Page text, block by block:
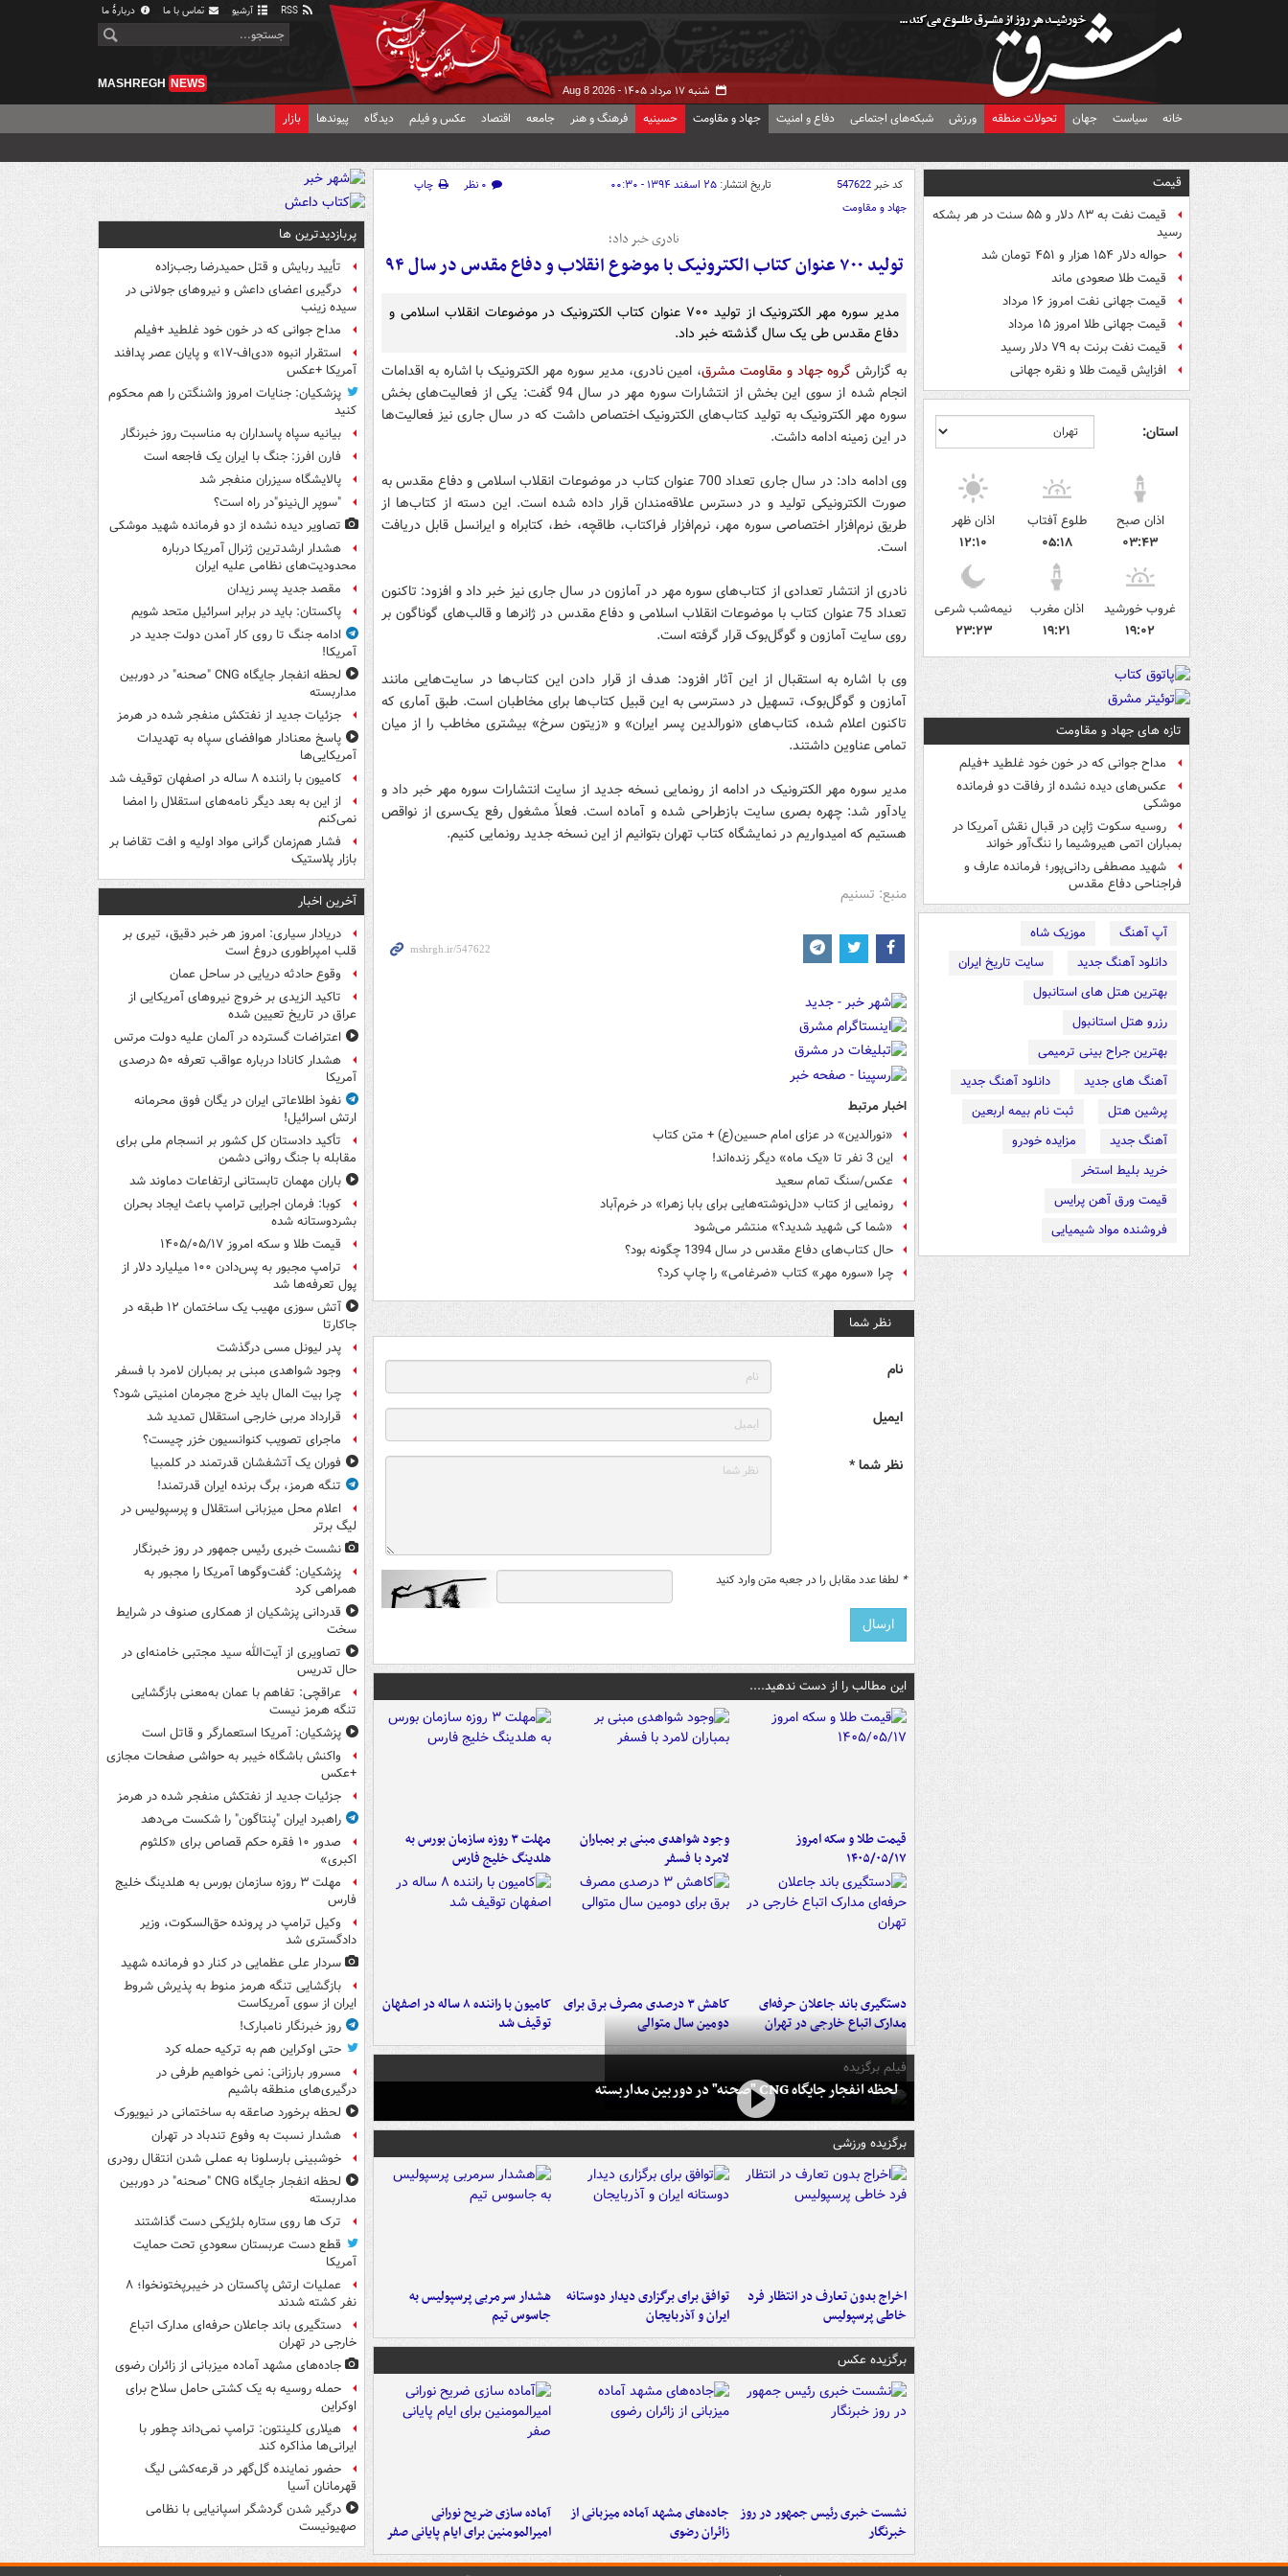
آرشیو تماس با ما دربارهٔ ما
شنبه ۱۷ مرداد ۱۴۰۵ - Aug 8 2026
MASHREGH NEWS
خانه سیاست جهان تحولات منطقه ورزش شبکه‌های اجتماعی دفاع و امنیت جهاد و مقاومت حسینیه فرهنگ و هنر جامعه اقتصاد عکس و فیلم دیدگاه پیوندها بازار
قیمت
قیمت نفت به ۸۳ دلار و ۵۵ سنت در هر بشکه
رسید
حواله دلار ۱۵۴ هزار و ۴۵۱ تومان شد
قیمت طلا صعودی ماند
قیمت جهانی نفت امروز ۱۶ مرداد
قیمت جهانی طلا امروز ۱۵ مرداد
قیمت نفت برنت به ۷۹ دلار رسید
افزایش قیمت طلا و نقره جهانی
استان:
اذان صبح
۰۳:۴۳
طلوع آفتاب
۰۵:۱۸
اذان ظهر
۱۲:۱۰
غروب خورشید
۱۹:۰۲
اذان مغرب
۱۹:۲۱
نیمه‌شب شرعی
۲۳:۲۳
تازه های جهاد و مقاومت
مداح جوانی که در خون خود غلطید +فیلم
عکس‌های دیده نشده از رفاقت دو فرمانده‌
موشکی
روسیه سکوت ژاپن در قبال نقش آمریکا در
بمباران اتمی هیروشیما را ننگ‌آور خواند
شهید مصطفی ردانی‌پور؛ فرمانده عارف و
فراجناحی دفاع مقدس
آپ آهنگ
موزیک شاه
دانلود آهنگ جدید
سایت تاریخ ایران
بهترین هتل های استانبول
رزرو هتل استانبول
بهترین جراح بینی ترمیمی
آهنگ های جدید
دانلود آهنگ جدید
پرشین هتل
ثبت نام بیمه اربعین
آهنگ جدید
مزایده خودرو
خرید بلیط استخر
قیمت ورق آهن پرایس
فروشنده مواد شیمیایی
کد خبر547622 تاریخ انتشار: ۲۵ اسفند ۱۳۹۴ - ۰۰:۳۰ ۰ نظر
چاپ
جهاد و مقاومت
نادری خبر داد؛
تولید ۷۰۰ عنوان کتاب الکترونیک با موضوع انقلاب و دفاع مقدس در سال ۹۴
مدیر سوره مهر الکترونیک از تولید ۷۰۰ عنوان کتاب الکترونیک در موضوعات انقلاب اسلامی و
دفاع مقدس طی یک سال گذشته خبر داد.
به گزارشگروه جهاد و مقاومت مشرق، امین نادری، مدیر سوره مهر الکترونیک با اشاره به اقدامات
انجام شده از سوی این بخش از انتشارات سوره مهر در سال 94 گفت: یکی از فعالیت‌های بخش
سوره مهر الکترونیک به تولید کتاب‌های الکترونیک اختصاص داشت که در سال جاری نیز فعالیت‌ها
در این زمینه ادامه داشت.
وی ادامه داد: در سال جاری تعداد 700 عنوان کتاب در موضوعات انقلاب اسلامی و دفاع مقدس به
صورت الکترونیکی تولید و در دسترس علاقه‌مندان قرار داده شده است. این دسته از کتاب‌ها از
طریق نرم‌افزار اختصاصی سوره مهر، نرم‌افزار فراکتاب، طاقچه، خط، کتابراه و ایرانسل قابل دریافت
است.
نادری از انتشار تعدادی از کتاب‌های سوره مهر در آمازون در سال جاری نیز خبر داد و افزود: تاکنون
تعداد 75 عنوان کتاب با موضوعات انقلاب اسلامی و دفاع مقدس در ژانرها و قالب‌های گوناگون بر
روی سایت آمازون و گوگل‌بوک قرار گرفته است.
وی با اشاره به استقبال از این آثار افزود: هدف از قرار دادن این کتاب‌ها در سایت‌هایی مانند
آمازون و گوگل‌بوک، تسهیل در دسترسی به این قبیل کتاب‌ها برای مخاطبان است. طبق آماری که
تاکنون اعلام شده، کتاب‌های «نورالدین پسر ایران» و «زیتون سرخ» بیشتری مخاطب را از میان
تمامی عناوین داشتند.
مدیر سوره مهر الکترونیک در ادامه از رونمایی نسخه جدید از سایت انتشارات سوره مهر خبر داد و
یادآور شد: چهره بصری سایت بازطراحی شده و آماده است. فعلاً مشغول رفع یک‌سری از نواقص
هستیم که امیدواریم در نمایشگاه کتاب تهران بتوانیم از این نسخه جدید رونمایی کنیم.
منبع: تسنیم
اخبار مرتبط
«نورالدین» در عزای امام حسین(ع) + متن کتاب
این 3 نفر تا «یک ماه» دیگر زنده‌اند!
عکس/سنگ تمام سعید
رونمایی از کتاب «دل‌نوشته‌هایی برای بابا زهرا» در خرم‌آباد
«شما کی شهید شدید؟» منتشر می‌شود
حال کتاب‌های دفاع مقدس در سال 1394 چگونه بود؟
چرا «سوره مهر» کتاب «ضرغامی» را چاپ کرد؟
نظر شما
نام
ایمیل
نظر شما *
* لطفا عدد مقابل را در جعبه متن وارد کنید
این مطالب را از دست ندهید....
قیمت طلا و سکه امروز
۱۴۰۵/۰۵/۱۷
وجود شواهدی مبنی بر بمباران
لامرد با فسفر
مهلت ۳ روزه سازمان بورس به
هلدینگ خلیج فارس
دستگیری باند جاعلان حرفه‌ای
مدارک اتباع خارجی در تهران
کاهش ۳ درصدی مصرف برق برای
دومین سال متوالی
کامیون با راننده ۸ ساله در اصفهان
توقیف شد
فیلم برگزیده
لحظه انفجار جایگاه CNG "صحنه" در دوربین مداربسته
برگزیده ورزشی
اخراج بدون تعارف در انتظار فرد
خاطی پرسپولیس
توافق برای برگزاری دیدار دوستانه
ایران و آذربایجان
هشدار سرمربی پرسپولیس به
جاسوس تیم
برگزیده عکس
نشست خبری رئیس جمهور در روز
خبرنگار
جاده‌های مشهد آماده میزبانی از
زائران رضوی
آماده سازی ضریح نورانی
امیرالمومنین برای ایام پایانی صفر
پربازدیدترین ها
تأیید ربایش و قتل حمیدرضا رجب‌زاده
درگیری اعضای داعش و نیروهای جولانی در
سیده زینب
مداح جوانی که در خون خود غلطید +فیلم
استقرار انبوه «دی‌اف‑۱۷» و پایان عصر پدافند
آمریکا +عکس
پزشکیان: جنایات امروز واشنگتن را هم محکوم
کنید
بیانیه سپاه پاسداران به مناسبت روز خبرنگار
فارن افرز: جنگ با ایران یک فاجعه است
پالایشگاه سیزران منفجر شد
"سوپر ال‌نینو"در راه است؟
تصاویر دیده‌ نشده از دو فرمانده شهید موشکی
هشدار ارشدترین ژنرال آمریکا درباره
محدودیت‌های نظامی علیه ایران
مقصد جدید پسر زیدان
پاکستان: باید در برابر اسرائیل متحد شویم
ادامه جنگ تا روی کار آمدن دولت جدید در
آمریکا!
لحظه انفجار جایگاه CNG "صحنه" در دوربین
مداربسته
جزئیات جدید از نفتکش منفجر شده در هرمز
پاسخ معنادار هوافضای سپاه به تهدیدات
آمریکایی‌ها
کامیون با راننده ۸ ساله در اصفهان توقیف شد
از این به بعد دیگر نامه‌های استقلال را امضا
نمی‌کنم
فشار هم‌زمان گرانی مواد اولیه و افت تقاضا بر
بازار پلاستیک
آخرین اخبار
دریادار سیاری: امروز هر خبر دقیق، تیری بر
قلب امپراطوری دروغ است
وقوع حادثه دریایی در ساحل عمان
تاکید الزیدی بر خروج نیروهای آمریکایی از
عراق در تاریخ تعیین شده
اعتراضات گسترده در آلمان علیه دولت مرتس
هشدار کانادا درباره عواقب تعرفه ۵۰ درصدی
آمریکا
نفوذ اطلاعاتی ایران در یگان فوق محرمانه
ارتش اسرائیل!
تأکید دادستان کل کشور بر انسجام ملی برای
مقابله با جنگ روانی دشمن
باران مهمان تابستانی ارتفاعات دماوند شد
کوبا: فرمان اجرایی ترامپ باعث ایجاد بحران
بشردوستانه شده
قیمت طلا و سکه امروز ۱۴۰۵/۰۵/۱۷
ترامپ مجبور به پس‌دادن ۱۰۰ میلیارد دلار از
پول تعرفه‌ها شد
آتش سوزی مهیب یک ساختمان ۱۲ طبقه در
جاکارتا
پدر لیونل مسی درگذشت
وجود شواهدی مبنی بر بمباران لامرد با فسفر
چرا بیت المال باید خرج مجرمان امنیتی شود؟
قرارداد مربی خارجی استقلال تمدید شد
ماجرای تصویب کنوانسیون خزر چیست؟
فوران یک آتشفشان قدرتمند در کلمبیا
تنگه هرمز، برگ برنده ایران قدرتمند!
اعلام محل میزبانی استقلال و پرسپولیس در
لیگ برتر
نشست خبری رئیس جمهور در روز خبرنگار
پزشکیان: گفت‌وگوها آمریکا را مجبور به
همراهی کرد
قدردانی پزشکیان از همکاری صنوف در شرایط
سخت
تصاویری از آیت‌الله سید مجتبی خامنه‌ای در
حال تدریس
عراقچی: تفاهم با عمان به‌معنی بازگشایی
تنگه هرمز نیست
پزشکیان: آمریکا استعمارگر و قاتل است
واکنش باشگاه خیبر به حواشی صفحات مجازی
+عکس
جزئیات جدید از نفتکش منفجر شده در هرمز
راهبرد ایران "پنتاگون" را شکست می‌دهد
صدور ۱۰ فقره حکم قصاص برای «کلثوم
اکبری»
مهلت ۳ روزه سازمان بورس به هلدینگ خلیج
فارس
وکیل ترامپ در پرونده حق‌السکوت، وزیر
دادگستری شد
سردار علی عظمایی در کنار دو فرمانده شهید
بازگشایی تنگه هرمز منوط به پذیرش شروط
ایران از سوی آمریکاست
روز خبرنگار نامبارک!
حتی اوکراین هم به ترکیه حمله کرد
مسرور بارزانی: نمی خواهیم طرفی در
درگیری‌های منطقه باشیم
لحظه برخورد صاعقه به ساختمانی در نیویورک
هشدار نسبت به وفوع تندباد در تهران
خوشبینی بارسلونا به عملی شدن انتقال رودری
لحظه انفجار جایگاه CNG "صحنه" در دوربین
مداربسته
ترک ها روی ستاره بلژیکی دست گذاشتند
قطع دست عربستان سعودیِ تحت حمایت
آمریکا
عملیات ارتش پاکستان در خیبرپختونخوا؛ ۸
نفر کشته شدند
دستگیری باند جاعلان حرفه‌ای مدارک اتباع
خارجی در تهران
جاده‌های مشهد آماده میزبانی از زائران رضوی
حمله روسیه به یک کشتی حامل سلاح برای
اوکراین
هیلاری کلینتون: ترامپ نمی‌داند چطور با
ایرانی‌ها مذاکره کند
حضور نماینده گل‌گهر در قرعه‌کشی لیگ
قهرمانان آسیا
درگیر شدن گردشگر اسپانیایی با نظامی
صهیونیست